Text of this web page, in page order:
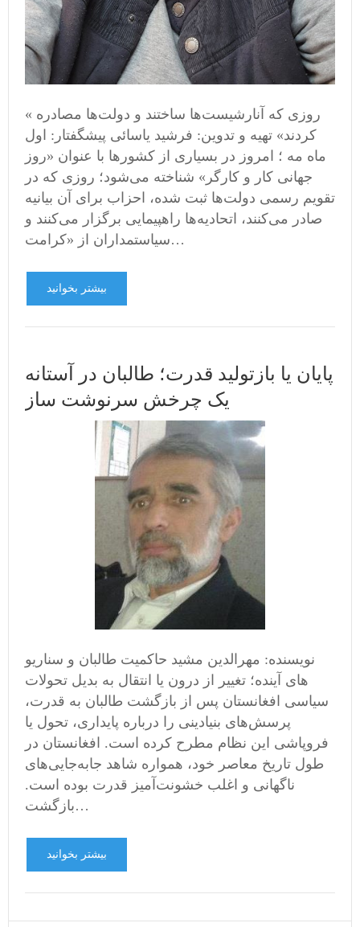
« روزی که آنارشیست‌ها ساختند و دولت‌ها مصادره
کردند» تهیه و تدوین: فرشید یاسائی پیشگفتار: اول
ماه مه ؛ امروز در بسیاری از کشورها با عنوان «روز
جهانی کار و کارگر» شناخته می‌شود؛ روزی که در
تقویم رسمی دولت‌ها ثبت شده، احزاب برای آن بیانیه
صادر می‌کنند، اتحادیه‌ها راهپیمایی برگزار می‌کنند و
سیاستمداران از «کرامت…
بیشتر بخوانید
پایان یا بازتولید قدرت؛ طالبان در آستانه
یک چرخش سرنوشت‌ ساز
نویسنده: مهرالدین مشید حاکمیت طالبان و سناریو
های آینده؛ تغییر از درون یا انتقال به بدیل تحولات
سیاسی افغانستان پس از بازگشت طالبان به قدرت،
پرسش‌های بنیادینی را درباره پایداری، تحول یا
فروپاشی این نظام مطرح کرده است. افغانستان در
طول تاریخ معاصر خود، همواره شاهد جابه‌جایی‌های
ناگهانی و اغلب خشونت‌آمیز قدرت بوده است.
بازگشت…
بیشتر بخوانید